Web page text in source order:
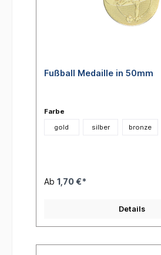
Fußball Medaille in 50mm
Farbe
gold
silber bronze
Ab 1,70 €*
Details